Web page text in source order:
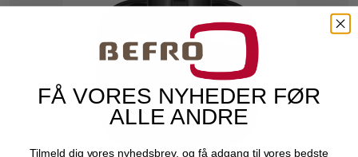
FÅ VORES NYHEDER FØR
ALLE ANDRE
Tilmeld dig vores nyhedsbrev, og få adgang til vores bedste